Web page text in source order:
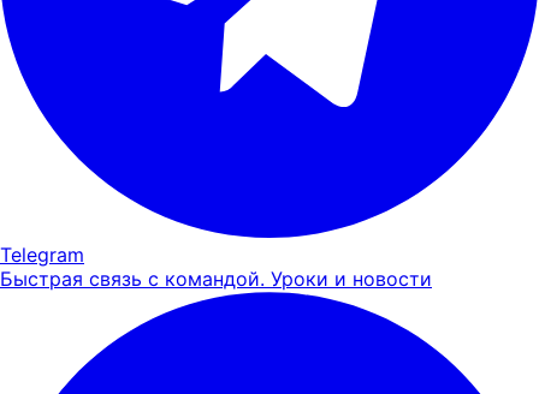
Telegram
Быстрая связь с командой. Уроки и новости